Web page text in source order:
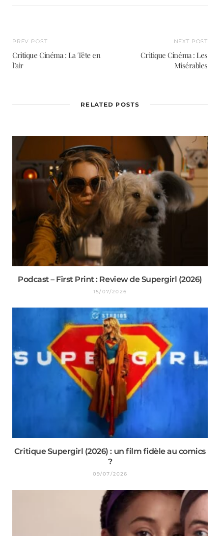
PREV POST
Critique Cinéma : La Tête en
l’air
NEXT POST
Critique Cinéma : Les
Misérables
RELATED POSTS
Podcast – First Print : Review de Supergirl (2026)
15/07/2026
Critique Supergirl (2026) : un film fidèle au comics
?
09/07/2026